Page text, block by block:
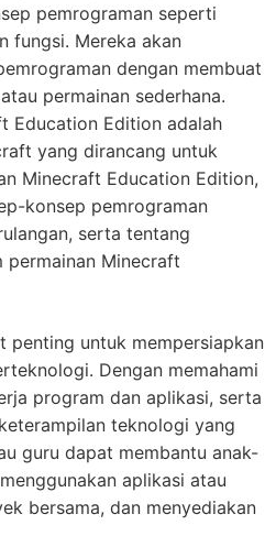
pemrograman seperti
fungsi. Mereka akan
dengan membuat
permainan sederhana.
Education Edition adalah
yang dirancang untuk
Minecraft Education Edition,
konsep pemrograman
serta tentang
permainan Minecraft
penting untuk mempersiapkan
Dengan memahami
program dan aplikasi, serta
teknologi yang
guru dapat membantu anak-
aplikasi atau
bersama, dan menyediakan